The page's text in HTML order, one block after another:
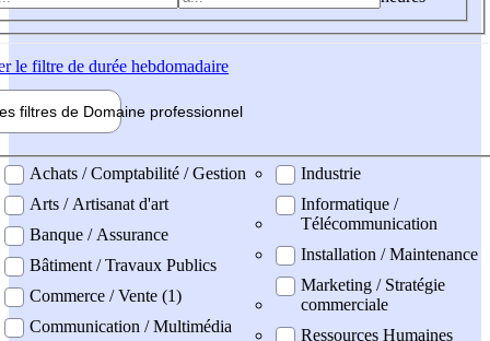
le filtre de durée hebdomadaire
filtres de Domaine professionnel
professionel
Achats / Comptabilité / Gestion
Arts / Artisanat d'art
Banque / Assurance
Bâtiment / Travaux Publics
Commerce / Vente (1)
Communication / Multimédia
Industrie
Informatique /
Télécommunication
Installation / Maintenance
Marketing / Stratégie
commerciale
Ressources Humaines